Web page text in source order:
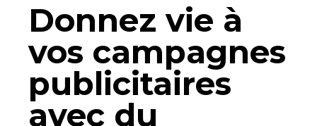
Donnez vie à
vos campagnes
publicitaires
avec du